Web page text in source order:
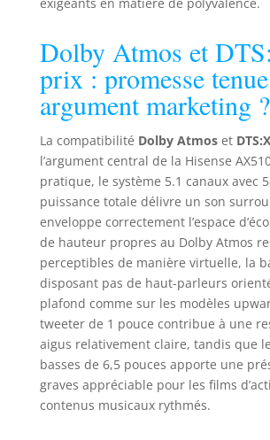
basses sans
de tout ce
vous
écoutez.
des
plein essor
battements
plus
vous ayez
entendus
distorsion.
peut être
hors de
à une
sans fil à
de son.
parleurs
arrière
fil :
son 3D avec
parleurs
Dolby Atmos et
prix : promesse
argument marketing ?
La compatibilité Dolby Atmoset DTS:X
l’argument central de la Hisense
pratique, le système 5.1 canaux avec
puissance totale délivre un son
enveloppe correctement l’espace
de hauteur propres au Dolby Atmos
perceptibles de manière virtuelle, la
disposant pas de haut-parleurs
plafond comme sur les modèles
tweeter de 1 pouce contribue à une
aigus relativement claire, tandis que
basses de 6,5 pouces apporte une
graves appréciable pour les films
contenus musicaux rythmés.